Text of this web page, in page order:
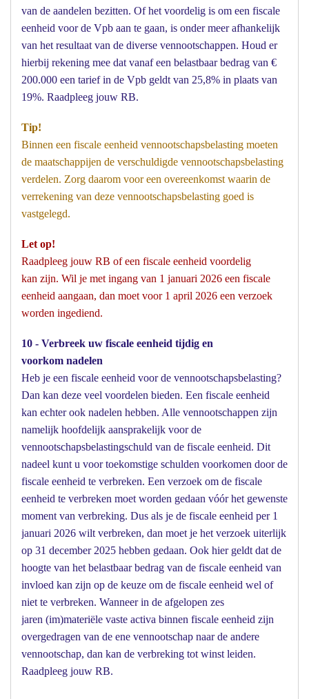
van de aandelen bezitten. Of het voordelig is om een fiscale
eenheid voor de Vpb aan te gaan, is onder meer afhankelijk
van het resultaat van de diverse vennootschappen. Houd er
hierbij rekening mee dat vanaf een belastbaar bedrag van €
200.000 een tarief in de Vpb geldt van 25,8% in plaats van
19%. Raadpleeg jouw RB.
Tip!
Binnen een fiscale eenheid vennootschapsbelasting moeten
de maatschappijen de verschuldigde vennootschapsbelasting
verdelen. Zorg daarom voor een overeenkomst waarin de
verrekening van deze vennootschapsbelasting goed is
vastgelegd.
Let op!
Raadpleeg jouw RB of een fiscale eenheid voordelig
kan zijn. Wil je met ingang van 1 januari 2026 een fiscale
eenheid aangaan, dan moet voor 1 april 2026 een verzoek
worden ingediend.
10 - Verbreek uw fiscale eenheid tijdig en
voorkom nadelen
Heb je een fiscale eenheid voor de vennootschapsbelasting?
Dan kan deze veel voordelen bieden. Een fiscale eenheid
kan echter ook nadelen hebben. Alle vennootschappen zijn
namelijk hoofdelijk aansprakelijk voor de
vennootschapsbelastingschuld van de fiscale eenheid. Dit
nadeel kunt u voor toekomstige schulden voorkomen door de
fiscale eenheid te verbreken. Een verzoek om de fiscale
eenheid te verbreken moet worden gedaan vóór het gewenste
moment van verbreking. Dus als je de fiscale eenheid per 1
januari 2026 wilt verbreken, dan moet je het verzoek uiterlijk
op 31 december 2025 hebben gedaan. Ook hier geldt dat de
hoogte van het belastbaar bedrag van de fiscale eenheid van
invloed kan zijn op de keuze om de fiscale eenheid wel of
niet te verbreken. Wanneer in de afgelopen zes
jaren (im)materiële vaste activa binnen fiscale eenheid zijn
overgedragen van de ene vennootschap naar de andere
vennootschap, dan kan de verbreking tot winst leiden.
Raadpleeg jouw RB.